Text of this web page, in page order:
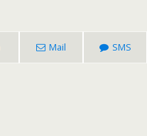
Mail SMS